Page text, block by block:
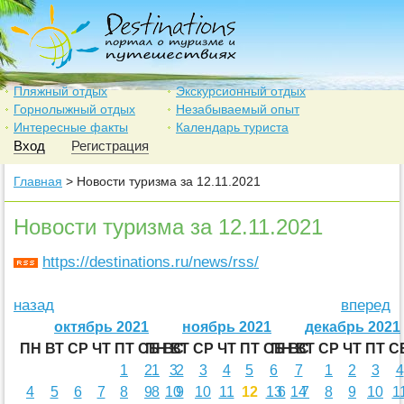
Пляжный отдых
Экскурсионный отдых
Горнолыжный отдых
Незабываемый опыт
Интересные факты
Календарь туриста
Вход Регистрация
Главная > Новости туризма за 12.11.2021
Новости туризма за 12.11.2021
https://destinations.ru/news/rss/
назад вперед
октябрь 2021
ПН ВТ СР ЧТ ПТ СБ ВС
1
2
3
4
5 6 7 8 9
10
ноябрь 2021
ПН ВТ СР ЧТ ПТ СБ ВС
1
2 3 4 5 6
7
8
9 10 11 12 13
14
декабрь 2021
ПН ВТ СР ЧТ ПТ
1
2 3
4
6
7 8 9 10